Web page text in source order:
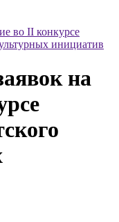
во II конкурсе
инициатив
на